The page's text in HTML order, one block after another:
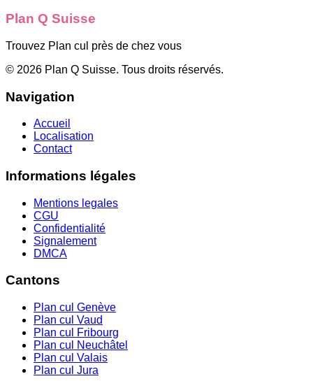
Plan Q Suisse
Trouvez Plan cul près de chez vous
© 2026 Plan Q Suisse. Tous droits réservés.
Navigation
Accueil
Localisation
Contact
Informations légales
Mentions legales
CGU
Confidentialité
Signalement
DMCA
Cantons
Plan cul Genève
Plan cul Vaud
Plan cul
Fribourg
Plan cul
Neuchâtel
Plan cul Valais
Plan cul Jura